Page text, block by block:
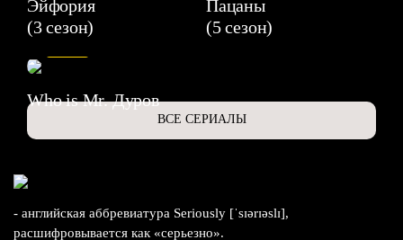
Эйфория
(3 сезон)
Пацаны
(5 сезон)
Who is Mr. Дуров
ВСЕ СЕРИАЛЫ
- английская аббревиатура Seriously [ˈsɪərɪəslɪ],
расшифровывается как «серьезно».